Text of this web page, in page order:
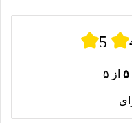
5
۵ از ۵